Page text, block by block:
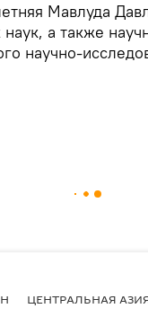
Мавлуда
наук, а также
научно-
ЦЕНТРАЛЬНАЯ